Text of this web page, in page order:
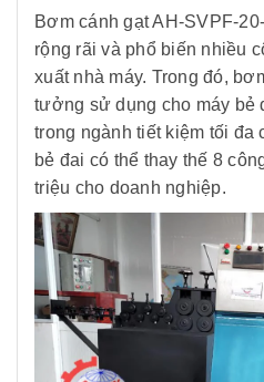
Bơm cánh gạt AH-SVPF-
rộng rãi và phổ biến nhiều
xuất nhà máy. Trong đó,
tưởng sử dụng cho máy bẻ
trong ngành tiết kiệm tối đa
bẻ đai có thể thay thế 8
triệu cho doanh nghiệp.